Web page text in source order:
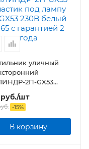
уличный
2П-GX53
под лампу
230B белый IP65
/шт
-15%
В корзину